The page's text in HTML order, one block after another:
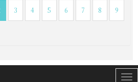
3 4 5 6 7 8 9